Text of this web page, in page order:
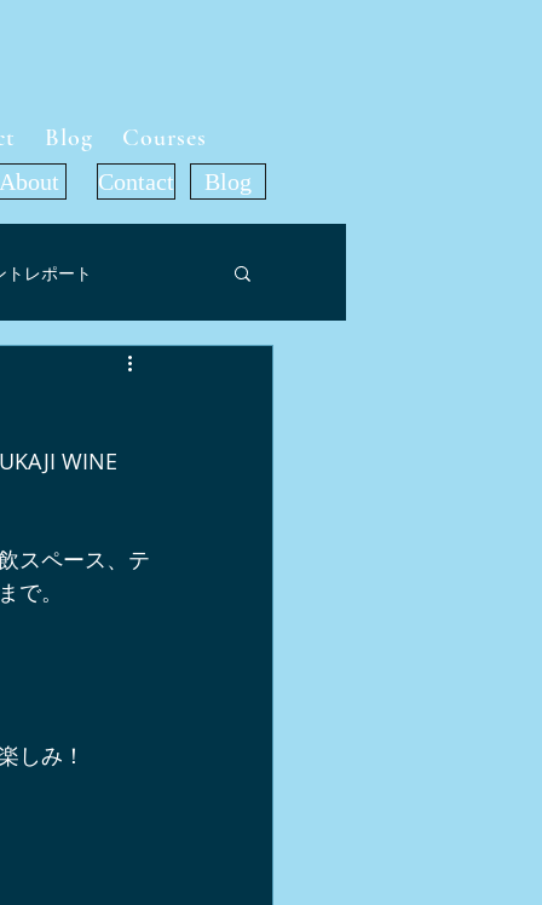
Blog Courses
About Contact Blog
トレポート
掲載情報
軽井沢スキー
ー
方
WINE
スペース、テ
で。
しみ！